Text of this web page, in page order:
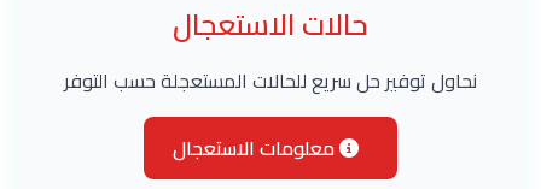
حالات الاستعجال
نحاول توفير حل سريع للحالات المستعجلة حسب التوفر
معلومات الاستعجال